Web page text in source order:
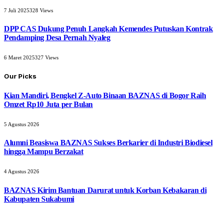
7 Juli 2025328 Views
DPP CAS Dukung Penuh Langkah Kemendes Putuskan Kontrak
Pendamping Desa Pernah Nyaleg
6 Maret 2025327 Views
Our Picks
Kian Mandiri, Bengkel Z-Auto Binaan BAZNAS di Bogor Raih
Omzet Rp10 Juta per Bulan
5 Agustus 2026
Alumni Beasiswa BAZNAS Sukses Berkarier di Industri Biodiesel
hingga Mampu Berzakat
4 Agustus 2026
BAZNAS Kirim Bantuan Darurat untuk Korban Kebakaran di
Kabupaten Sukabumi